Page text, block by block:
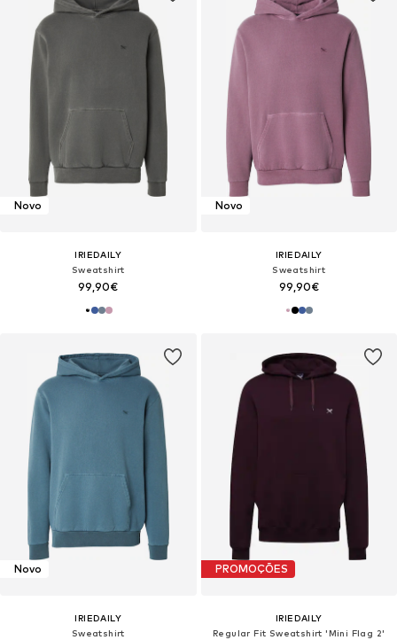
Novo
IRIEDAILY
Sweatshirt
99,90€
Novo
IRIEDAILY
Sweatshirt
99,90€
Novo
IRIEDAILY
Sweatshirt
PROMOÇÕES
IRIEDAILY
Regular Fit Sweatshirt 'Mini Flag 2'